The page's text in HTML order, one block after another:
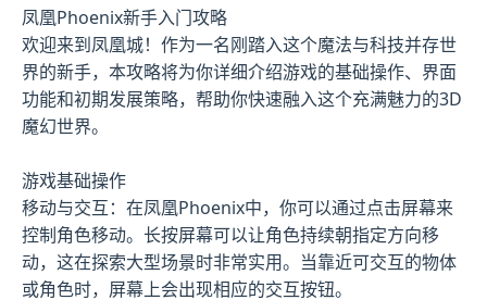
凤凰Phoenix新手入门攻略
欢迎来到凤凰城！作为一名刚踏入这个魔法与科技并存世
界的新手，本攻略将为你详细介绍游戏的基础操作、界面
功能和初期发展策略，帮助你快速融入这个充满魅力的3D
魔幻世界。
游戏基础操作
移动与交互：在凤凰Phoenix中，你可以通过点击屏幕来
控制角色移动。长按屏幕可以让角色持续朝指定方向移
动，这在探索大型场景时非常实用。当靠近可交互的物体
或角色时，屏幕上会出现相应的交互按钮。